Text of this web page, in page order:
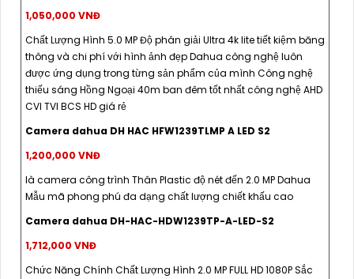
1,050,000 VNĐ
Chất Lượng Hình 5.0 MP Độ phân giải Ultra 4k lite tiết kiệm băng
thông và chi phí với hình ảnh đẹp Dahua công nghệ luôn
được ứng dụng trong từng sản phẩm của mình Công nghệ
thiếu sáng Hồng Ngoại 40m ban đêm tốt nhất công nghệ AHD
CVI TVI BCS HD giá rẻ
Camera dahua DH HAC HFW1239TLMP A LED S2
1,200,000 VNĐ
là camera công trình Thân Plastic độ nét đến 2.0 MP Dahua
Mẫu mã phong phú đa dạng chất lượng chiết khấu cao
Camera dahua DH-HAC-HDW1239TP-A-LED-S2
1,712,000 VNĐ
Chức Năng Chính Chất Lượng Hình 2.0 MP FULL HD 1080P Sắc